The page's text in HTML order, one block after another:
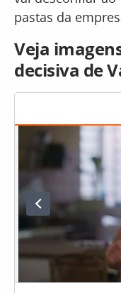
pastas da
Veja
decisiva de